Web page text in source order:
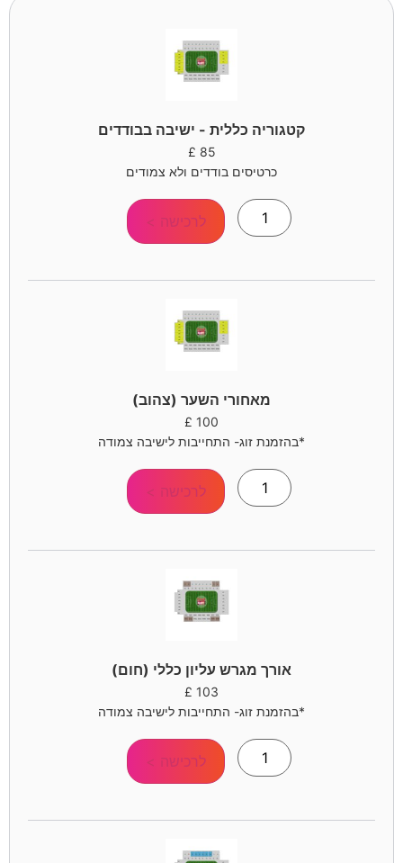
קטגוריה כללית - ישיבה בבודדים
85
£
כרטיסים בודדים ולא צמודים
לרכישה >
מאחורי השער (צהוב)
100
£
*בהזמנת זוג- התחייבות לישיבה צמודה
לרכישה >
אורך מגרש עליון כללי (חום)
103
£
*בהזמנת זוג- התחייבות לישיבה צמודה
לרכישה >